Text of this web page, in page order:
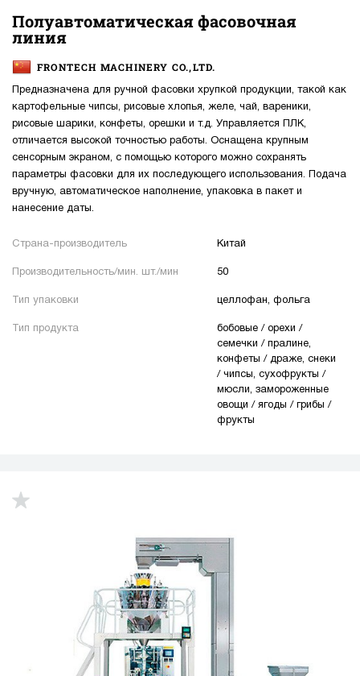
Полуавтоматическая фасовочная
линия
FRONTECH MACHINERY CO.,LTD.
Предназначена для ручной фасовки хрупкой продукции, такой как
картофельные чипсы, рисовые хлопья, желе, чай, вареники,
рисовые шарики, конфеты, орешки и т.д. Управляется ПЛК,
отличается высокой точностью работы. Оснащена крупным
сенсорным экраном, с помощью которого можно сохранять
параметры фасовки для их последующего использования. Подача
вручную, автоматическое наполнение, упаковка в пакет и
нанесение даты.
Страна-производитель Китай
Производительность/мин. шт./мин 50
Тип упаковки целлофан, фольга
Тип продукта
бобовые / орехи /
семечки / пралине,
конфеты / драже, снеки
/ чипсы, сухофрукты /
мюсли, замороженные
овощи / ягоды / грибы /
фрукты